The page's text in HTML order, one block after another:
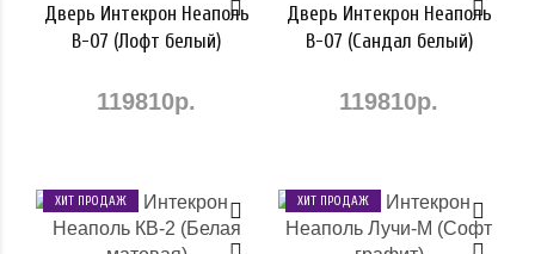
Дверь Интекрон Неаполь
В-07 (Лофт белый)
119810р.
Дверь Интекрон Неаполь
В-07 (Сандал белый)
119810р.
ХИТ ПРОДАЖ ХИТ ПРОДАЖ